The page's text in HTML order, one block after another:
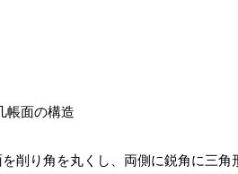
削り角を丸くし、両側に鋭角に三